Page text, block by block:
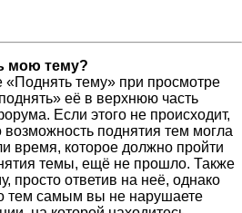
мою тему?
«Поднять тему» при просмотре
её в верхнюю часть
Если этого не происходит,
возможность поднятия тем могла
время, которое должно пройти
темы, ещё не прошло. Также
просто ответив на неё, однако
тем самым вы не нарушаете